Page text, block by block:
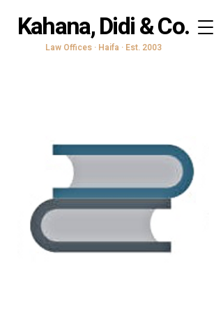
Kahana, Didi & Co.
Law Offices · Haifa · Est. 2003